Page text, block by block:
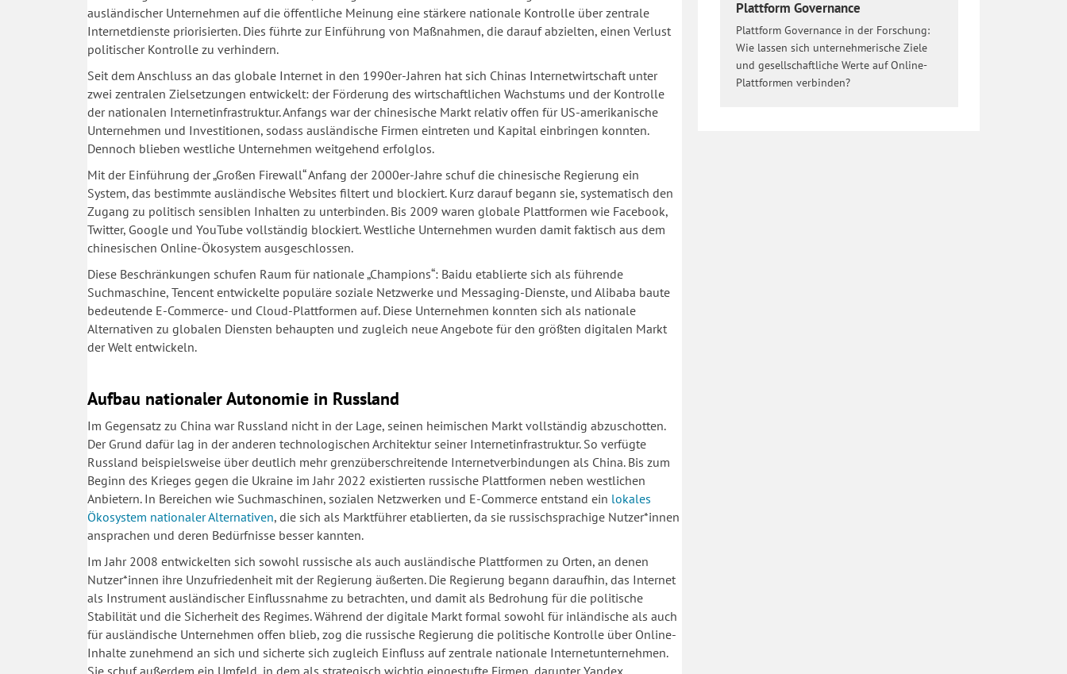
ausländischer Unternehmen auf die öffentliche Meinung eine stärkere nationale Kontrolle über zentrale
Internetdienste priorisierten. Dies führte zur Einführung von Maßnahmen, die darauf abzielten, einen Verlust
politischer Kontrolle zu verhindern.
Seit dem Anschluss an das globale Internet in den 1990er-Jahren hat sich Chinas Internetwirtschaft unter
zwei zentralen Zielsetzungen entwickelt: der Förderung des wirtschaftlichen Wachstums und der Kontrolle
der nationalen Internetinfrastruktur. Anfangs war der chinesische Markt relativ offen für US-amerikanische
Unternehmen und Investitionen, sodass ausländische Firmen eintreten und Kapital einbringen konnten.
Dennoch blieben westliche Unternehmen weitgehend erfolglos.
Mit der Einführung der „Großen Firewall“ Anfang der 2000er-Jahre schuf die chinesische Regierung ein
System, das bestimmte ausländische Websites filtert und blockiert. Kurz darauf begann sie, systematisch den
Zugang zu politisch sensiblen Inhalten zu unterbinden. Bis 2009 waren globale Plattformen wie Facebook,
Twitter, Google und YouTube vollständig blockiert. Westliche Unternehmen wurden damit faktisch aus dem
chinesischen Online-Ökosystem ausgeschlossen.
Diese Beschränkungen schufen Raum für nationale „Champions“: Baidu etablierte sich als führende
Suchmaschine, Tencent entwickelte populäre soziale Netzwerke und Messaging-Dienste, und Alibaba baute
bedeutende E-Commerce- und Cloud-Plattformen auf. Diese Unternehmen konnten sich als nationale
Alternativen zu globalen Diensten behaupten und zugleich neue Angebote für den größten digitalen Markt
der Welt entwickeln.
Aufbau nationaler Autonomie in Russland
Im Gegensatz zu China war Russland nicht in der Lage, seinen heimischen Markt vollständig abzuschotten.
Der Grund dafür lag in der anderen technologischen Architektur seiner Internetinfrastruktur. So verfügte
Russland beispielsweise über deutlich mehr grenzüberschreitende Internetverbindungen als China. Bis zum
Beginn des Krieges gegen die Ukraine im Jahr 2022 existierten russische Plattformen neben westlichen
Anbietern. In Bereichen wie Suchmaschinen, sozialen Netzwerken und E-Commerce entstand ein lokales
Ökosystem nationaler Alternativen, die sich als Marktführer etablierten, da sie russischsprachige Nutzer*innen
ansprachen und deren Bedürfnisse besser kannten.
Im Jahr 2008 entwickelten sich sowohl russische als auch ausländische Plattformen zu Orten, an denen
Nutzer*innen ihre Unzufriedenheit mit der Regierung äußerten. Die Regierung begann daraufhin, das Internet
als Instrument ausländischer Einflussnahme zu betrachten, und damit als Bedrohung für die politische
Stabilität und die Sicherheit des Regimes. Während der digitale Markt formal sowohl für inländische als auch
für ausländische Unternehmen offen blieb, zog die russische Regierung die politische Kontrolle über Online-
Inhalte zunehmend an sich und sicherte sich zugleich Einfluss auf zentrale nationale Internetunternehmen.
Sie schuf außerdem ein Umfeld, in dem als strategisch wichtig eingestufte Firmen, darunter Yandex
Plattform Governance
Plattform Governance in der Forschung:
Wie lassen sich unternehmerische Ziele
und gesellschaftliche Werte auf Online-
Plattformen verbinden?